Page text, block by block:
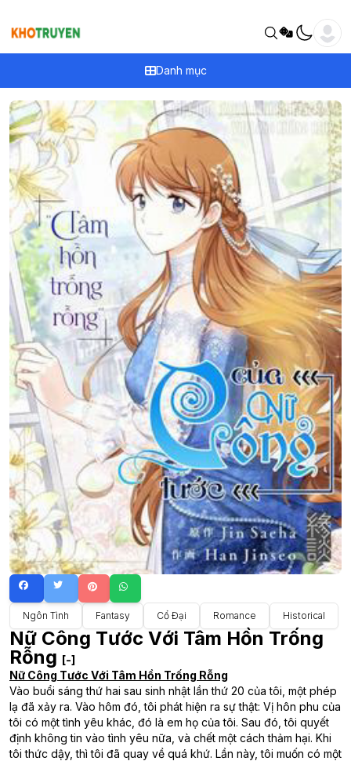
Danh mục
Ngôn Tình Fantasy Cổ Đại Romance Historical
Nữ Công Tước Với Tâm Hồn Trống
Rỗng [-]
Nữ Công Tước Với Tâm Hồn Trống Rỗng
Vào buổi sáng thứ hai sau sinh nhật lần thứ 20 của tôi, một phép
lạ đã xảy ra. Vào hôm đó, tôi phát hiện ra sự thật: Vị hôn phu của
tôi có một tình yêu khác, đó là em họ của tôi. Sau đó, tôi quyết
định không tin vào tình yêu nữa, và chết một cách thảm hại. Khi
tôi thức dậy, thì tôi đã quay về quá khứ. Lần này, tôi muốn có một